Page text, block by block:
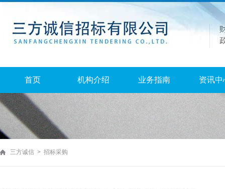
首页 机构介绍 业务指南 资讯中
三方诚信 > 招标采购